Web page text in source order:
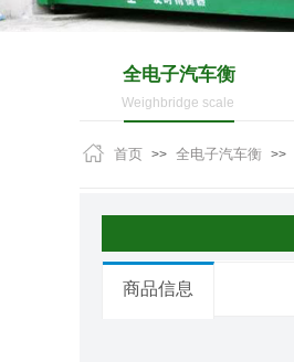
全电子汽车衡
Weighbridge scale
首页 >> 全电子汽车衡 >>
商品信息